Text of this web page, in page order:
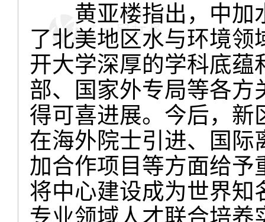
黄亚楼指出，中加
了北美地区水与环境
开大学深厚的学科底
部、国家外专局等各
得可喜进展。今后，新
在海外院士引进、国际
加合作项目等方面给
将中心建设成为世界知
专业领域人才联合培